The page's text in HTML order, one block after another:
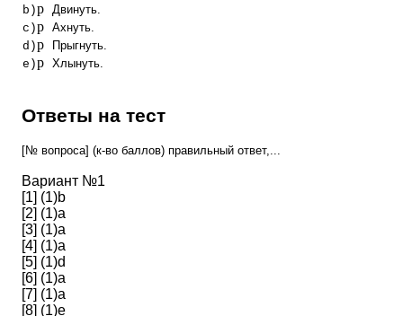
b)p Двинуть.
c)p Ахнуть.
d)p
Прыгнуть.
e)p Хлынуть.
Ответы на тест
[№ вопроса] (к-во баллов) правильный ответ,...
Вариант №1
[1] (1)b
[2] (1)a
[3] (1)a
[4] (1)a
[5] (1)d
[6] (1)a
[7] (1)a
[8] (1)e